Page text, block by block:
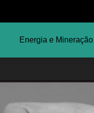
Energia e Mineração